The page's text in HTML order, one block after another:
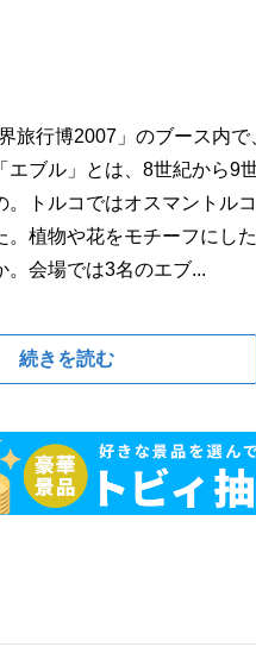
旅行博2007」のブース内
ブル」とは、8世紀から9
トルコではオスマントル
植物や花をモチーフにし
。会場では3名のエブ...
続きを読む